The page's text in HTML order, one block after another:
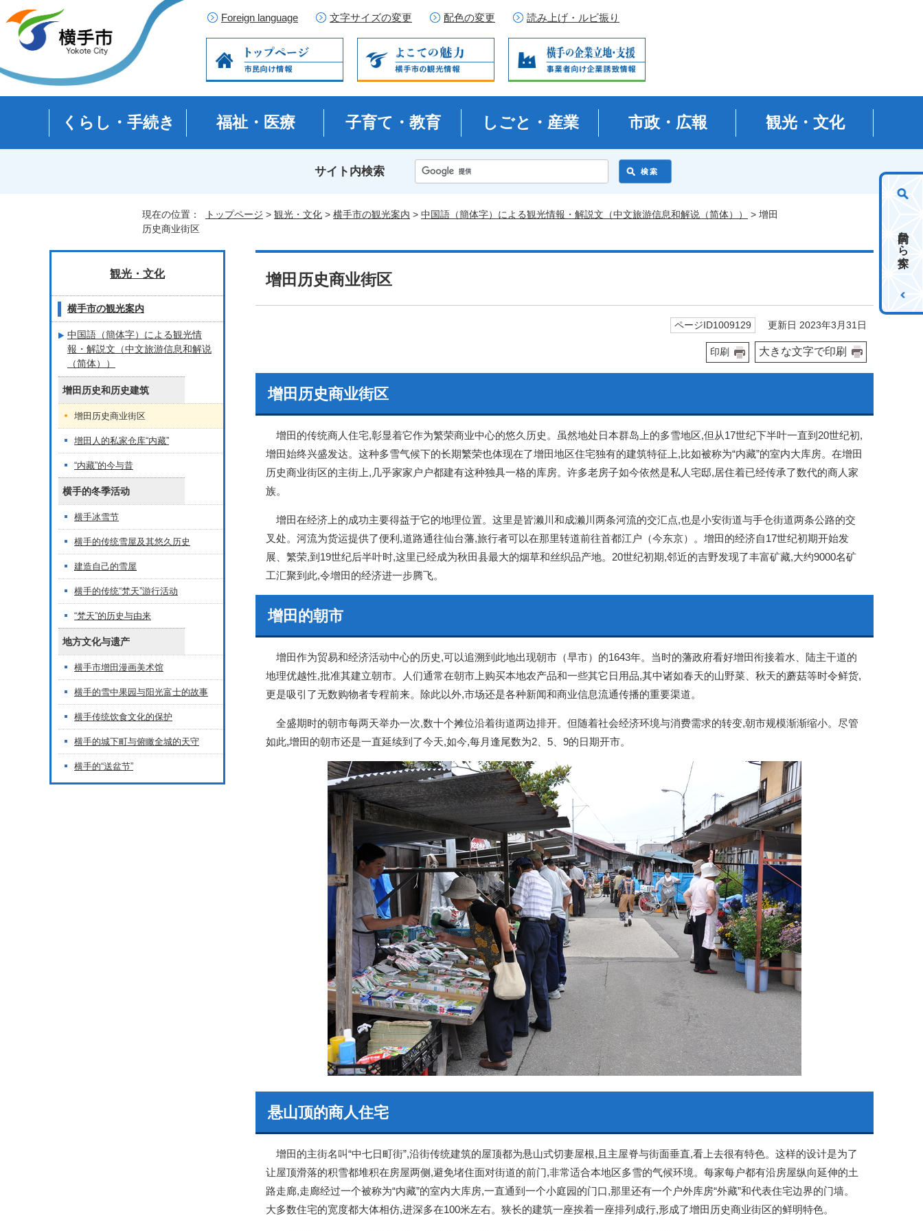
Foreign language 文字サイズの変更 配色の変更 読み上げ・ルビ振り
くらし・手続き 福祉・医療 子育て・教育 しごと・産業 市政・広報 観光・文化
サイト内検索
目的から探す
現在の位置： トップページ > 観光・文化 > 横手市の観光案内 > 中国語（簡体字）による観光情報・解説文（中文旅游信息和解说（简体））
> 增田
历史商业街区
增田历史商业街区
ページID1009129 更新日 2023年3月31日
印刷 大きな文字で印刷
增田历史商业街区
增田的传统商人住宅,彰显着它作为繁荣商业中心的悠久历史。虽然地处日本群岛上的多雪地区,但从17世纪下半叶一直到20世纪初,
增田始终兴盛发达。这种多雪气候下的长期繁荣也体现在了增田地区住宅独有的建筑特征上,比如被称为“内藏”的室内大库房。在增田
历史商业街区的主街上,几乎家家户户都建有这种独具一格的库房。许多老房子如今依然是私人宅邸,居住着已经传承了数代的商人家
族。
增田在经济上的成功主要得益于它的地理位置。这里是皆濑川和成濑川两条河流的交汇点,也是小安街道与手仓街道两条公路的交
叉处。河流为货运提供了便利,道路通往仙台藩,旅行者可以在那里转道前往首都江户（今东京）。增田的经济自17世纪初期开始发
展、繁荣,到19世纪后半叶时,这里已经成为秋田县最大的烟草和丝织品产地。20世纪初期,邻近的吉野发现了丰富矿藏,大约9000名矿
工汇聚到此,令增田的经济进一步腾飞。
增田的朝市
增田作为贸易和经济活动中心的历史,可以追溯到此地出现朝市（早市）的1643年。当时的藩政府看好增田衔接着水、陆主干道的
地理优越性,批准其建立朝市。人们通常在朝市上购买本地农产品和一些其它日用品,其中诸如春天的山野菜、秋天的蘑菇等时令鲜货,
更是吸引了无数购物者专程前来。除此以外,市场还是各种新闻和商业信息流通传播的重要渠道。
全盛期时的朝市每两天举办一次,数十个摊位沿着街道两边排开。但随着社会经济环境与消费需求的转变,朝市规模渐渐缩小。尽管
如此,增田的朝市还是一直延续到了今天,如今,每月逢尾数为2、5、9的日期开市。
悬山顶的商人住宅
增田的主街名叫“中七日町街”,沿街传统建筑的屋顶都为悬山式切妻屋根,且主屋脊与街面垂直,看上去很有特色。这样的设计是为了
让屋顶滑落的积雪都堆积在房屋两侧,避免堵住面对街道的前门,非常适合本地区多雪的气候环境。每家每户都有沿房屋纵向延伸的土
路走廊,走廊经过一个被称为“内藏”的室内大库房,一直通到一个小庭园的门口,那里还有一个户外库房“外藏”和代表住宅边界的门墙。
大多数住宅的宽度都大体相仿,进深多在100米左右。狭长的建筑一座挨着一座排列成行,形成了增田历史商业街区的鲜明特色。
観光・文化
横手市の観光案内
中国語（簡体字）による観光情
報・解説文（中文旅游信息和解说
（简体））
增田历史和历史建筑
增田历史商业街区
增田人的私家仓库“内藏”
“内藏”的今与昔
横手的冬季活动
横手冰雪节
横手的传统雪屋及其悠久历史
建造自己的雪屋
横手的传统“梵天”游行活动
“梵天”的历史与由来
地方文化与遗产
横手市增田漫画美术馆
横手的雪中果园与阳光富士的故事
横手传统饮食文化的保护
横手的城下町与俯瞰全城的天守
横手的“送盆节”